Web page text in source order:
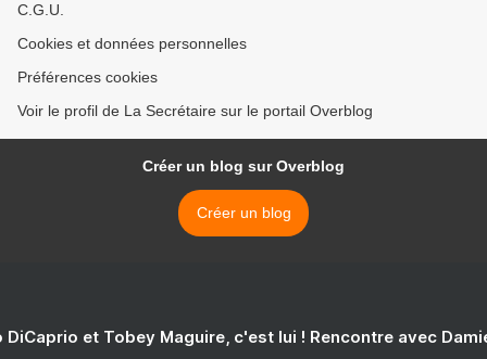
C.G.U.
Cookies et données personnelles
Préférences cookies
Voir le profil de La Secrétaire sur le portail Overblog
Créer un blog sur Overblog
Créer un blog
DiCaprio et Tobey Maguire, c'est lui ! Rencontre avec